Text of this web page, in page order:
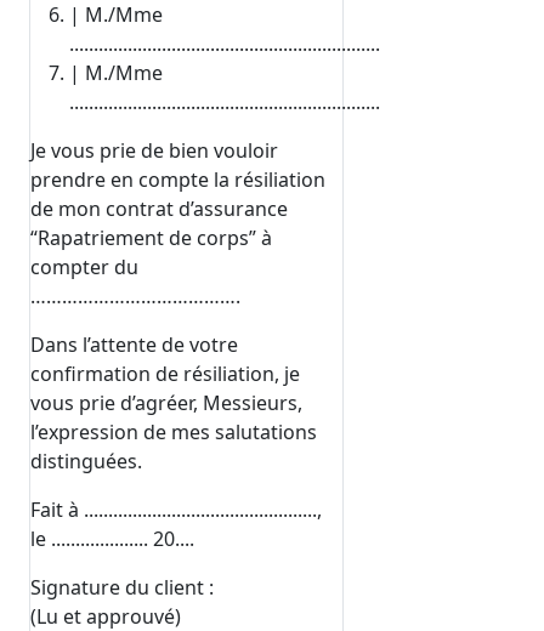
| M./Mme
................................................................
| M./Mme
................................................................
Je vous prie de bien vouloir
prendre en compte la résiliation
de mon contrat d’assurance
“Rapatriement de corps” à
compter du
………………………………….
Dans l’attente de votre
confirmation de résiliation, je
vous prie d’agréer, Messieurs,
l’expression de mes salutations
distinguées.
Fait à ................................................,
le .................... 20....
Signature du client :
(Lu et approuvé)